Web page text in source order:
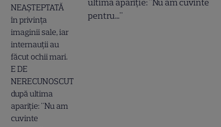
ultima apariție: "Nu am cuvinte
pentru..."